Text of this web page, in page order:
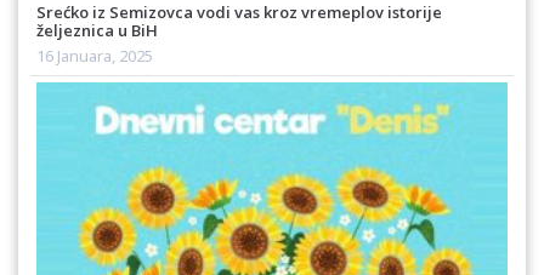
Srećko iz Semizovca vodi vas kroz vremeplov istorije
željeznica u BiH
16 Januara, 2025